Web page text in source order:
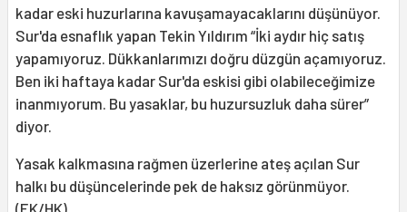
kadar eski huzurlarına kavuşamayacaklarını düşünüyor.
Sur'da esnaflık yapan Tekin Yıldırım “İki aydır hiç satış
yapamıyoruz. Dükkanlarımızı doğru düzgün açamıyoruz.
Ben iki haftaya kadar Sur'da eskisi gibi olabileceğimize
inanmıyorum. Bu yasaklar, bu huzursuzluk daha sürer”
diyor.
Yasak kalkmasına rağmen üzerlerine ateş açılan Sur
halkı bu düşüncelerinde pek de haksız görünmüyor.
(EK/HK)